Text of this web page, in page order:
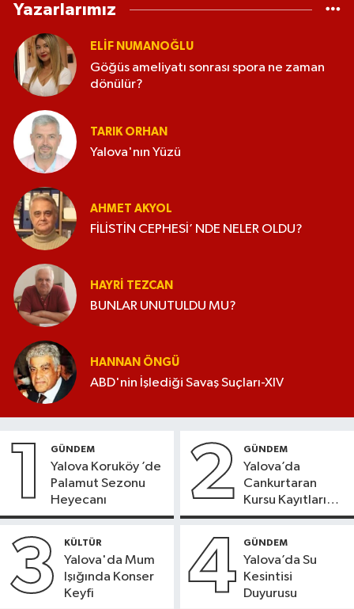
Yazarlarımız
ELİF NUMANOĞLU
Göğüs ameliyatı sonrası spora ne zaman
dönülür?
TARIK ORHAN
Yalova'nın Yüzü
AHMET AKYOL
FİLİSTİN CEPHESİ’ NDE NELER OLDU?
HAYRI TEZCAN
BUNLAR UNUTULDU MU?
HANNAN ÖNGÜ
ABD'nin İşlediği Savaş Suçları-XIV
1 GÜNDEM
Yalova Koruköy ’de
Palamut Sezonu
Heyecanı
2 GÜNDEM
Yalova’da
Cankurtaran
Kursu Kayıtları
Başladı
3 KÜLTÜR
Yalova'da Mum
Işığında Konser
Keyfi
4 GÜNDEM
Yalova’da Su
Kesintisi
Duyurusu